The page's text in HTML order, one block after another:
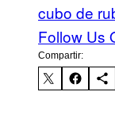
cubo de
Follow Us
Compartir: